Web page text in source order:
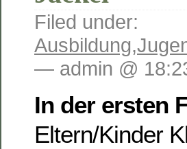
Filed under:
Ausbildung,
— admin @
In der ersten
Eltern/Kinder